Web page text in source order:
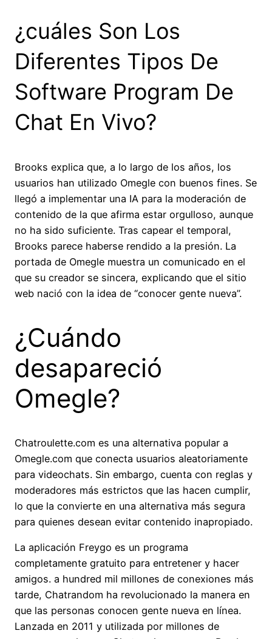
¿cuáles Son Los
Diferentes Tipos De
Software Program De
Chat En Vivo?
Brooks explica que, a lo largo de los años, los
usuarios han utilizado Omegle con buenos fines. Se
llegó a implementar una IA para la moderación de
contenido de la que afirma estar orgulloso, aunque
no ha sido suficiente. Tras capear el temporal,
Brooks parece haberse rendido a la presión. La
portada de Omegle muestra un comunicado en el
que su creador se sincera, explicando que el sitio
web nació con la idea de “conocer gente nueva”.
¿Cuándo
desapareció
Omegle?
Chatroulette.com es una alternativa popular a
Omegle.com que conecta usuarios aleatoriamente
para videochats. Sin embargo, cuenta con reglas y
moderadores más estrictos que las hacen cumplir,
lo que la convierte en una alternativa más segura
para quienes desean evitar contenido inapropiado.
La aplicación Freygo es un programa
completamente gratuito para entretener y hacer
amigos. a hundred mil millones de conexiones más
tarde, Chatrandom ha revolucionado la manera en
que las personas conocen gente nueva en línea.
Lanzada en 2011 y utilizada por millones de